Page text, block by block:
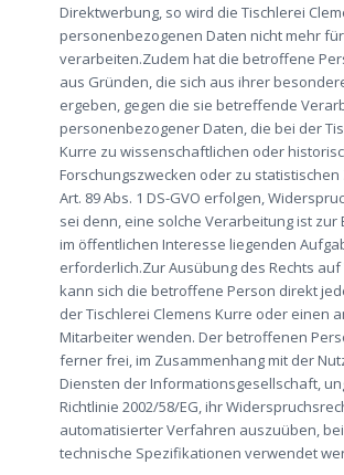
Direktwerbung, so wird die Tischlerei
personenbezogenen Daten nicht mehr
verarbeiten.Zudem hat die betroffene
aus Gründen, die sich aus ihrer
ergeben, gegen die sie betreffende
personenbezogener Daten, die bei der
Kurre zu wissenschaftlichen oder
Forschungszwecken oder zu statistischen
Art. 89 Abs. 1 DS-GVO erfolgen,
sei denn, eine solche Verarbeitung ist zur
im öffentlichen Interesse liegenden
erforderlich.Zur Ausübung des Rechts
kann sich die betroffene Person direkt
der Tischlerei Clemens Kurre oder einen
Mitarbeiter wenden. Der betroffenen
ferner frei, im Zusammenhang mit der
Diensten der Informationsgesellschaft,
Richtlinie 2002/58/EG, ihr
automatisierter Verfahren auszuüben,
technische Spezifikationen verwendet